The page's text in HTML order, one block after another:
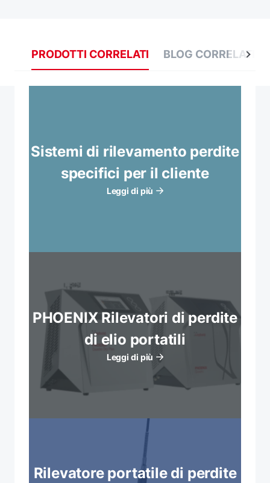
PRODOTTI CORRELATI BLOG CORRELATI
Sistemi di rilevamento perdite
specifici per il cliente
Leggi di più
PHOENIX Rilevatori di perdite
di elio portatili
Leggi di più
Rilevatore portatile di perdite